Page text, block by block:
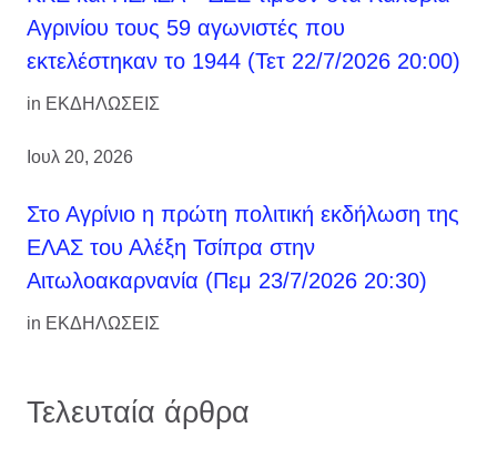
Αγρινίου τους 59 αγωνιστές που
εκτελέστηκαν το 1944 (Τετ 22/7/2026 20:00)
in ΕΚΔΗΛΩΣΕΙΣ
Ιουλ 20, 2026
Στο Αγρίνιο η πρώτη πολιτική εκδήλωση της
ΕΛΑΣ του Αλέξη Τσίπρα στην
Αιτωλοακαρνανία (Πεμ 23/7/2026 20:30)
in ΕΚΔΗΛΩΣΕΙΣ
Τελευταία άρθρα